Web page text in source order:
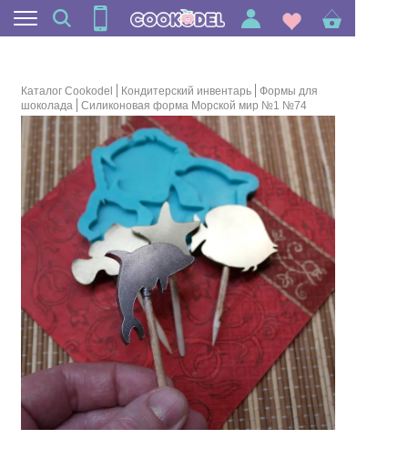
Каталог Cookodel Кондитерский инвентарь
Формы для
шоколада
Силиконовая форма Морской мир №1 №74